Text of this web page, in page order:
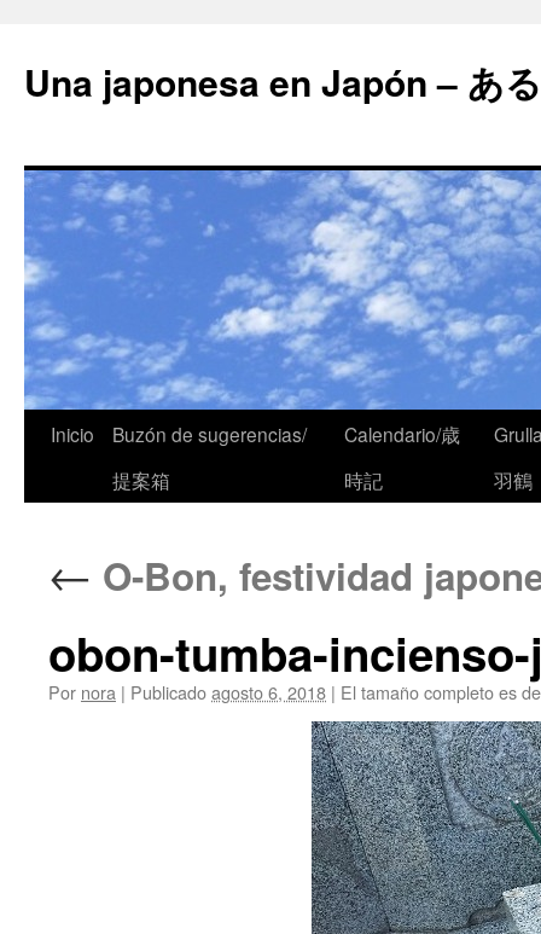
Una japonesa en Japón – あ
Inicio
Buzón de sugerencias/
提案箱
Calendario/歳
時記
羽鶴
← O-Bon, festividad
obon-tumba-
Por nora | Publicadoagosto 6, 2018 | El tamaño completo es